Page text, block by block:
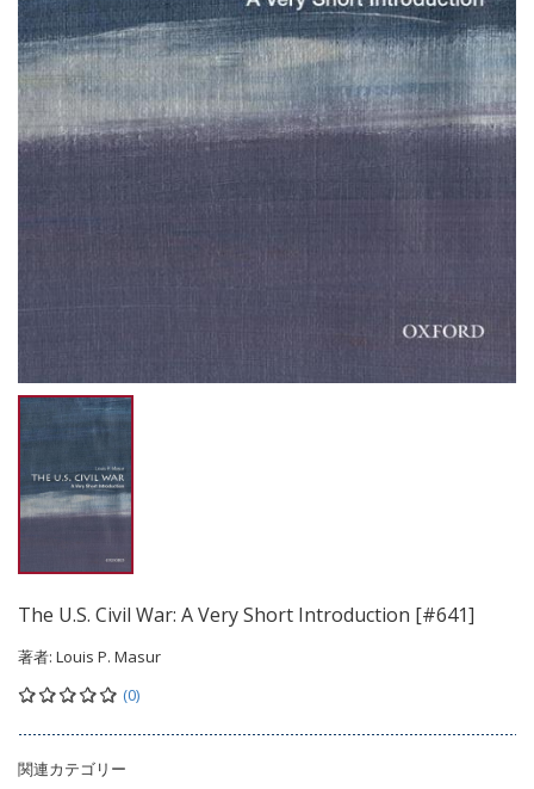
The U.S. Civil War: A Very Short Introduction [#641]
著者: Louis P. Masur
(0)
関連カテゴリー